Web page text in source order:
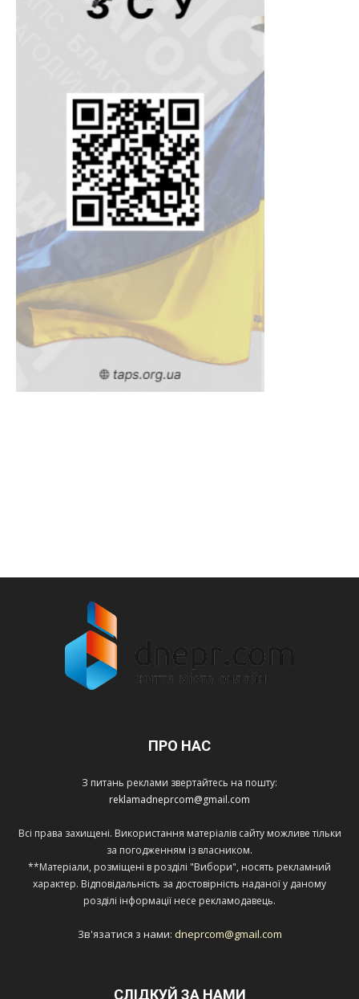
ПРО НАС
З питань реклами звертайтесь на пошту:
reklamadneprcom@gmail.com
Всі права захищені. Використання матеріалів сайту можливе тільки
за погодженням із власником.
**Матеріали, розміщені в розділі "Вибори", носять рекламний
характер. Відповідальність за достовірність наданої у даному
розділі інформації несе рекламодавець.
Зв'язатися з нами: dneprcom@gmail.com
СЛІДКУЙ ЗА НАМИ